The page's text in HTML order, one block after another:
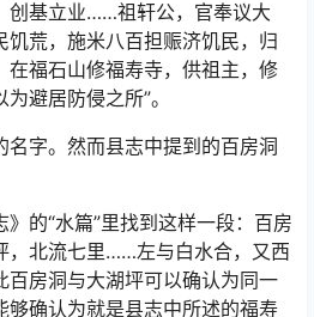
官。
堂陈氏族谱》记载：“迄至五世
基立业……祖轩公，官奉议大
福石山修福寿寺，供祖主，修
避居防侵之所”。
名字。然而县志中提到的百房洞
的“水篇”里找到这样一段：百房